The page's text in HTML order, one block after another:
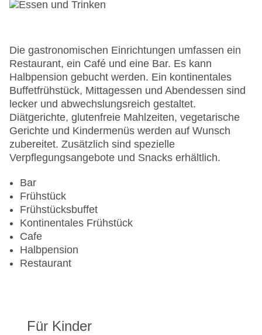
Lift
Zimmerservice
Sonnenterrasse
Gesamtanzahl der Zimmer: 69
Pools:Indoor Pool, Outdoor Pool, Sonnenschirme
am Pool, Liegen am Pool
Zahlungsarten: American Express, Diners Club,
EC Maestro, Mastercard, Visa
Landeskategorie: 4 Sterne
Die gastronomischen Einrichtungen umfassen ein
Restaurant, ein Café und eine Bar. Es kann
Halbpension gebucht werden. Ein kontinentales
Buffetfrühstück, Mittagessen und Abendessen sind
lecker und abwechslungsreich gestaltet.
Diätgerichte, glutenfreie Mahlzeiten, vegetarische
Gerichte und Kindermenüs werden auf Wunsch
zubereitet. Zusätzlich sind spezielle
Verpflegungsangebote und Snacks erhältlich.
Bar
Frühstück
Frühstücksbuffet
Kontinentales Frühstück
Cafe
Halbpension
Restaurant
Für Kinder